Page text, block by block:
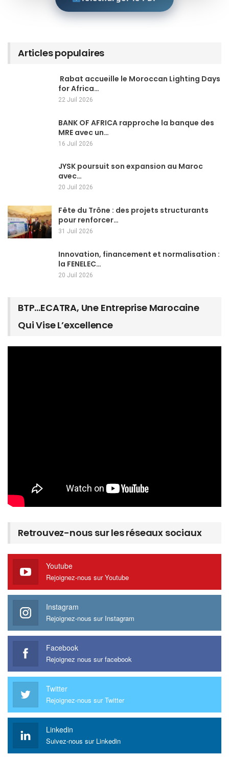
Articles populaires
Rabat accueille le Moroccan Lighting Days
for Africa…
22 Juil 2026
BANK OF AFRICA rapproche la banque des
MRE avec un…
16 Juil 2026
JYSK poursuit son expansion au Maroc
avec…
20 Juil 2026
Fête du Trône : des projets structurants
pour renforcer…
31 Juil 2026
Innovation, financement et normalisation :
la FENELEC…
20 Juil 2026
BTP…ECATRA, Une Entreprise Marocaine
Qui Vise L’excellence
Retrouvez-nous sur les réseaux sociaux
Youtube
Rejoignez-nous sur Youtube
Instagram
Rejoignez-nous sur Instagram
Facebook
Rejoignez nous sur facebook
Twitter
Rejoignez-nous sur Twitter
Linkedin
Suivez-nous sur Linkedin